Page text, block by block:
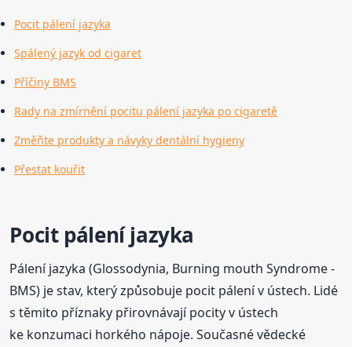
Pocit pálení jazyka
Spálený jazyk od cigaret
Příčiny BMS
Rady na zmírnění pocitu pálení jazyka po cigaretě
Změňte produkty a návyky dentální hygieny
Přestat kouřit
Pocit pálení jazyka
Pálení jazyka (Glossodynia, Burning mouth Syndrome -
BMS) je stav, který způsobuje pocit pálení v ústech. Lidé
s těmito příznaky přirovnávají pocity v ústech
ke konzumaci horkého nápoje. Současné vědecké